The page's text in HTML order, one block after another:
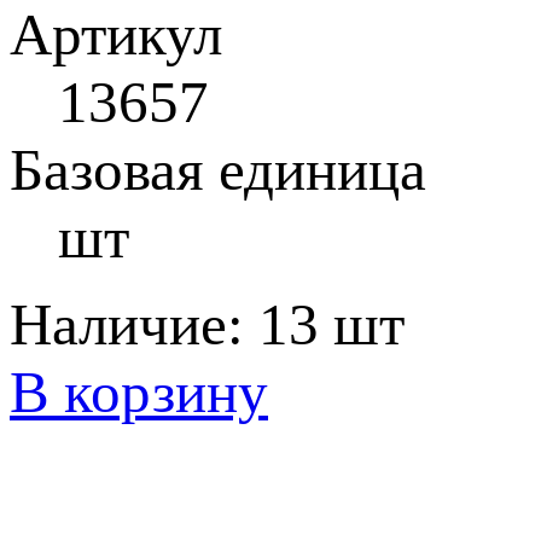
Артикул
13657
Базовая единица
шт
Наличие: 13 шт
В корзину